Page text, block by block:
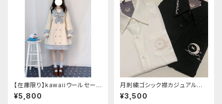
【在庫限り】kawaiiウールセーラ
ージャケット(胸元リボン付き) M
サイズ
¥5,800
月刺繍ゴシック襟カジュアルブラ
ウス(長袖)
¥3,500